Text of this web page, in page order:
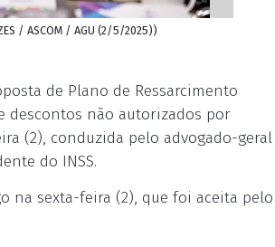
/ ASCOM / AGU (2/5/2025))
de Plano de Ressarcimento
descontos não autorizados por
(2), conduzida pelo advogado-geral
do INSS.
na sexta-feira (2), que foi aceita pelo